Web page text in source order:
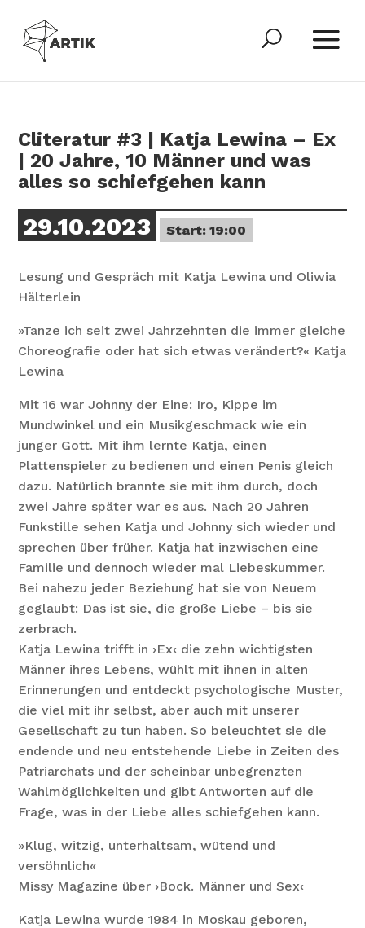
Cliteratur #3 | Katja Lewina – Ex
| 20 Jahre, 10 Männer und was
alles so schiefgehen kann
29.10.2023 Start: 19:00
Lesung und Gespräch mit Katja Lewina und Oliwia
Hälterlein
»Tanze ich seit zwei Jahrzehnten die immer gleiche
Choreografie oder hat sich etwas verändert?« Katja
Lewina
Mit 16 war Johnny der Eine: Iro, Kippe im
Mundwinkel und ein Musikgeschmack wie ein
junger Gott. Mit ihm lernte Katja, einen
Plattenspieler zu bedienen und einen Penis gleich
dazu. Natürlich brannte sie mit ihm durch, doch
zwei Jahre später war es aus. Nach 20 Jahren
Funkstille sehen Katja und Johnny sich wieder und
sprechen über früher. Katja hat inzwischen eine
Familie und dennoch wieder mal Liebeskummer.
Bei nahezu jeder Beziehung hat sie von Neuem
geglaubt: Das ist sie, die große Liebe – bis sie
zerbrach.
Katja Lewina trifft in ›Ex‹ die zehn wichtigsten
Männer ihres Lebens, wühlt mit ihnen in alten
Erinnerungen und entdeckt psychologische Muster,
die viel mit ihr selbst, aber auch mit unserer
Gesellschaft zu tun haben. So beleuchtet sie die
endende und neu entstehende Liebe in Zeiten des
Patriarchats und der scheinbar unbegrenzten
Wahlmöglichkeiten und gibt Antworten auf die
Frage, was in der Liebe alles schiefgehen kann.
»Klug, witzig, unterhaltsam, wütend und
versöhnlich«
Missy Magazine über ›Bock. Männer und Sex‹
Katja Lewina wurde 1984 in Moskau geboren,